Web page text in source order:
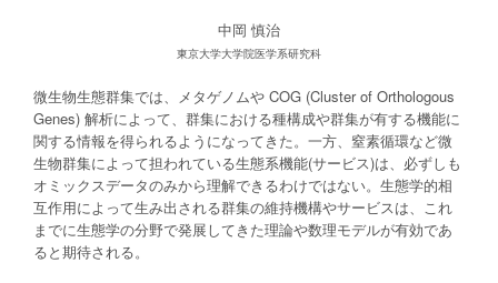
中岡 慎治
東京大学大学院医学系研究科
微生物生態群集では、メタゲノムや COG (Cluster of Orthologous
Genes) 解析によって、群集における種構成や群集が有する機能に
関する情報を得られるようになってきた。一方、窒素循環など微
生物群集によって担われている生態系機能(サービス)は、必ずしも
オミックスデータのみから理解できるわけではない。生態学的相
互作用によって生み出される群集の維持機構やサービスは、これ
までに生態学の分野で発展してきた理論や数理モデルが有効であ
ると期待される。